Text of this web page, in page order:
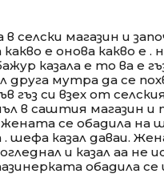
селски магазин и
е онова какво е .
казала е то ва е
друга мутра да се
гъз си взех от
в саштия магазин и
се обадила на
шефа казал даваи.
и казал аа не
обадила се